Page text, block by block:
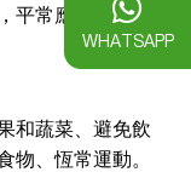
平常應注意個人及
和蔬菜、避免飲
物、恆常運動。
WHATSAPP